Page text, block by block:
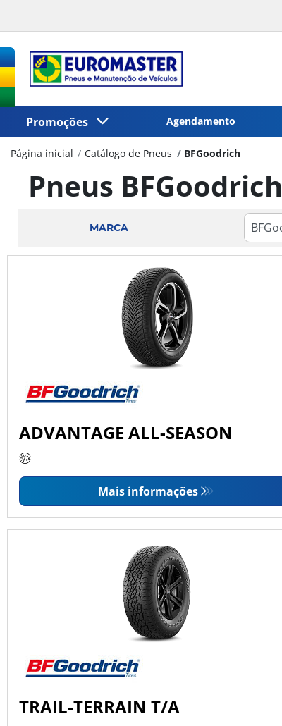
Promoções Agendamento
Página inicial Catálogo de Pneus BFGoodrich
Pneus BFGoodrich
MARCA
ADVANTAGE ALL-SEASON
Mais informações
TRAIL-TERRAIN T/A